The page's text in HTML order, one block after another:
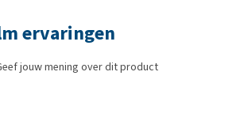
ervaringen
jouw mening over dit product